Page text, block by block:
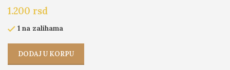
1.200 rsd
1 na zalihama
DODAJ U KORPU